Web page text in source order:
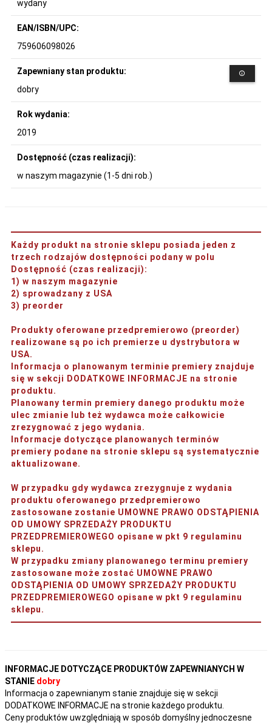
wydany
EAN/ISBN/UPC:
759606098026
Zapewniany stan produktu:
dobry
Rok wydania:
2019
Dostępność (czas realizacji):
w naszym magazynie (1-5 dni rob.)
Każdy produkt na stronie sklepu posiada jeden z
trzech rodzajów dostępności podany w polu
Dostępność (czas realizacji):
1) w naszym magazynie
2) sprowadzany z USA
3) preorder
Produkty oferowane przedpremierowo (preorder)
realizowane są po ich premierze u dystrybutora w
USA.
Informacja o planowanym terminie premiery znajduje
się w sekcji DODATKOWE INFORMACJE na stronie
produktu.
Planowany termin premiery danego produktu może
ulec zmianie lub też wydawca może całkowicie
zrezygnować z jego wydania.
Informacje dotyczące planowanych terminów
premiery podane na stronie sklepu są systematycznie
aktualizowane.
W przypadku gdy wydawca zrezygnuje z wydania
produktu oferowanego przedpremierowo
zastosowane zostanie UMOWNE PRAWO ODSTĄPIENIA
OD UMOWY SPRZEDAŻY PRODUKTU
PRZEDPREMIEROWEGO opisane w pkt 9 regulaminu
sklepu.
W przypadku zmiany planowanego terminu premiery
zastosowane może zostać UMOWNE PRAWO
ODSTĄPIENIA OD UMOWY SPRZEDAŻY PRODUKTU
PRZEDPREMIEROWEGO opisane w pkt 9 regulaminu
sklepu.
INFORMACJE DOTYCZĄCE PRODUKTÓW ZAPEWNIANYCH W
STANIE dobry
Informacja o zapewnianym stanie znajduje się w sekcji
DODATKOWE INFORMACJE na stronie każdego produktu.
Ceny produktów uwzględniają w sposób domyślny jednoczesne